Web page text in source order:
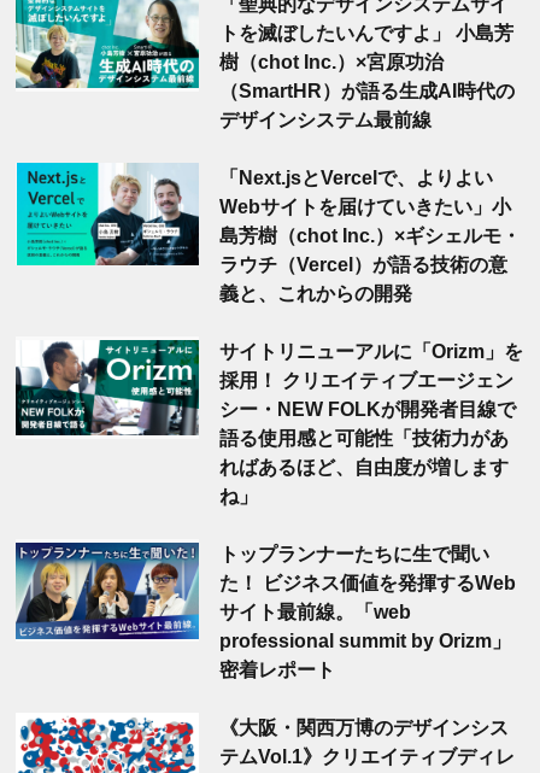
トを滅ぼしたいんですよ」 小島芳
樹（chot Inc.）×宮原功治
（SmartHR）が語る生成AI時代の
デザインシステム最前線
「Next.jsとVercelで、よりよい
Webサイトを届けていきたい」小
島芳樹（chot Inc.）×ギシェルモ・
ラウチ（Vercel）が語る技術の意
義と、これからの開発
サイトリニューアルに「Orizm」を
採用！ クリエイティブエージェン
シー・NEW FOLKが開発者目線で
語る使用感と可能性「技術力があ
ればあるほど、自由度が増します
ね」
トップランナーたちに生で聞い
た！ ビジネス価値を発揮するWeb
サイト最前線。「web
professional summit by Orizm」
密着レポート
《大阪・関西万博のデザインシス
テムVol.1》クリエイティブディレ